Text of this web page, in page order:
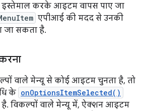
इस्तेमाल करके आइटम वापस पाए जा
एपीआई की मदद से उनकी
जा सकता है.
वाले मेन्यू से कोई आइटम चुनता है, तो
के onOptionsItemSelected()
विकल्पों वाले मेन्यू में, ऐक्शन आइटम